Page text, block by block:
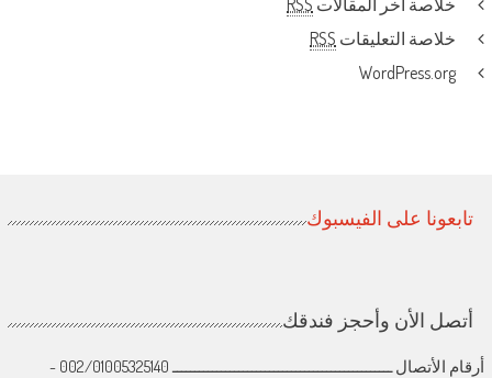
خلاصة التعليقات RSS
WordPress.org
تابعونا على الفيسبوك
أتصل الأن وأحجز فندقك
أرقام الأتصال ــــــــــــــــــــــــــــــــــــــــــــــــــ 002/01005325140 -